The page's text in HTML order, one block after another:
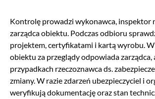
Kontrolę prowadzi wykonawca, inspektor
zarządca obiektu. Podczas odbioru
projektem, certyfikatami i kartą wyrobu.
obiektu za przeglądy odpowiada zarządca,
przypadkach rzeczoznawca ds.
zmiany. W razie zdarzeń ubezpieczyciel i
weryfikują dokumentację oraz stan